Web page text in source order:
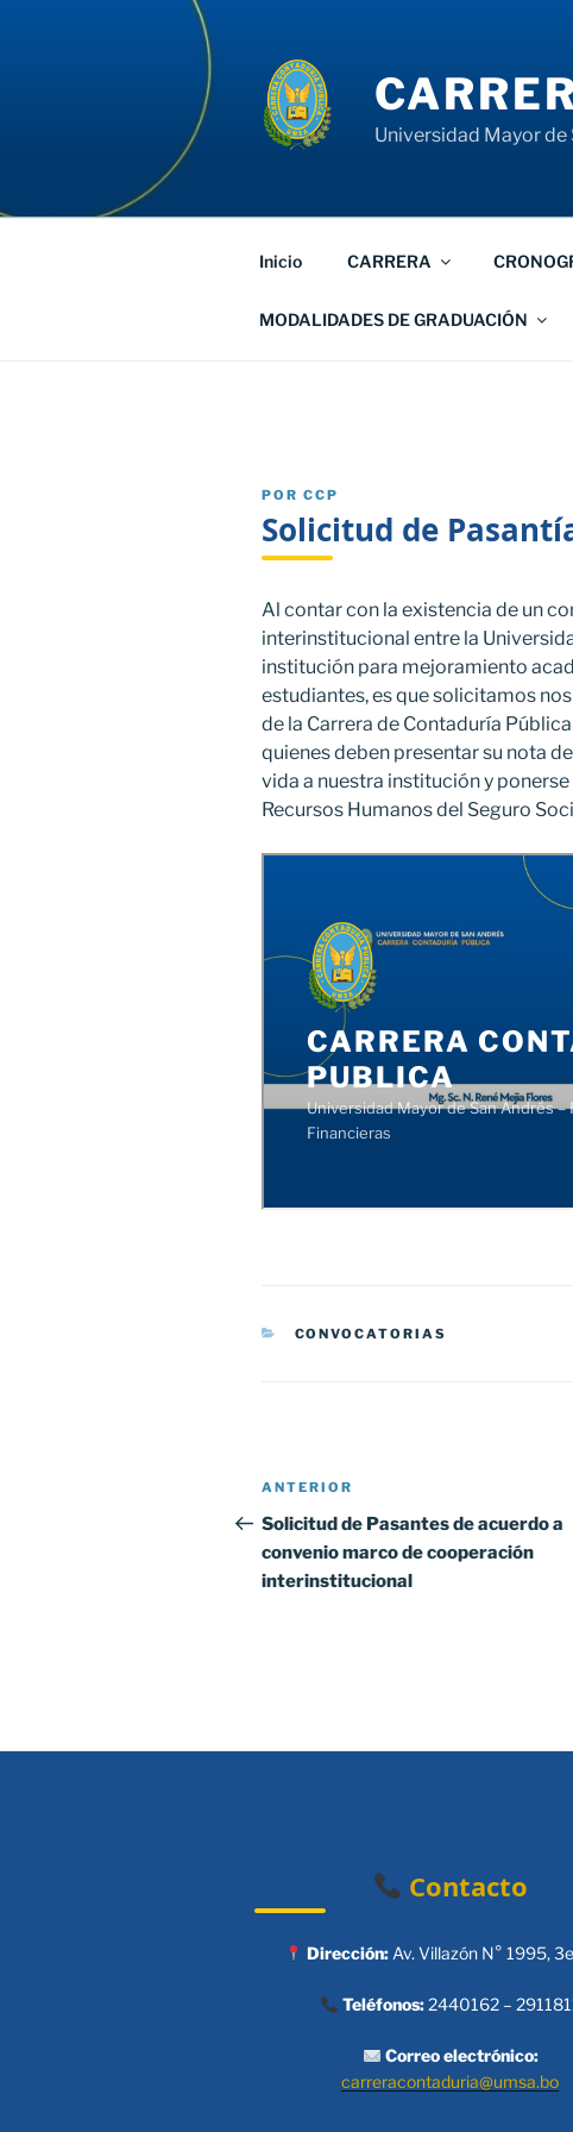
Universidad Mayor de
Inicio CARRERA
MODALIDADES DE GRADUACIÓN
PUBLICADO
POR CCP
Solicitud de
Al contar con la existencia de un
interinstitucional entre la
institución para mejoramiento
estudiantes, es que solicitamos
de la Carrera de Contaduría
quienes deben presentar su nota
vida a nuestra institución y
Recursos Humanos del Seguro
CATEGORÍAS
CONVOCATORIAS
Navegación
de
entradas
Entrada
anterior:
ANTERIOR
Solicitud de Pasantes de acuerdo a
convenio marco de cooperación
interinstitucional
Contacto
Dirección:Av. Villazón N° 1995,
Teléfonos:2440162 –
Correo electrónico:
carreracontaduria@umsa.bo